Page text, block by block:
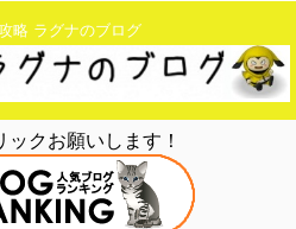
略 ラグナのブログ
ックお願いします！